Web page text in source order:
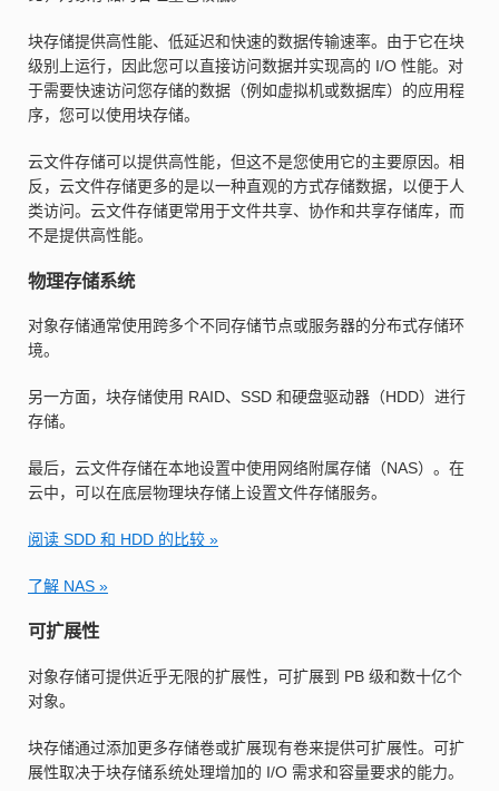
块存储提供高性能、低延迟和快速的数据传输速率。由于它在块
级别上运行，因此您可以直接访问数据并实现高的 I/O 性能。对
于需要快速访问您存储的数据（例如虚拟机或数据库）的应用程
序，您可以使用块存储。
云文件存储可以提供高性能，但这不是您使用它的主要原因。相
反，云文件存储更多的是以一种直观的方式存储数据，以便于人
类访问。云文件存储更常用于文件共享、协作和共享存储库，而
不是提供高性能。
物理存储系统
对象存储通常使用跨多个不同存储节点或服务器的分布式存储环
境。
另一方面，块存储使用 RAID、SSD 和硬盘驱动器（HDD）进行
存储。
最后，云文件存储在本地设置中使用网络附属存储（NAS）。在
云中，可以在底层物理块存储上设置文件存储服务。
阅读 SDD 和 HDD 的比较 »
了解 NAS »
可扩展性
对象存储可提供近乎无限的扩展性，可扩展到 PB 级和数十亿个
对象。
块存储通过添加更多存储卷或扩展现有卷来提供可扩展性。可扩
展性取决于块存储系统处理增加的 I/O 需求和容量要求的能力。